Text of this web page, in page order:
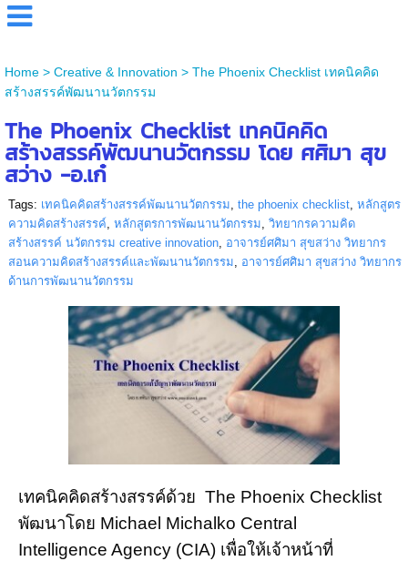
Home> Creative & Innovation > The Phoenix Checklist เทคนิคคิด
สร้างสรรค์พัฒนานวัตกรรม
The Phoenix Checklist เทคนิคคิด
สร้างสรรค์พัฒนานวัตกรรม โดย ศศิมา สุข
สว่าง -อ.เก๋
Tags: เทคนิคคิดสร้างสรรค์พัฒนานวัตกรรม, the phoenix checklist, หลักสูตร
ความคิดสร้างสรรค์, หลักสูตรการพัฒนานวัตกรรม, วิทยากรความคิด
สร้างสรรค์ นวัตกรรม creative innovation, อาจารย์ศศิมา สุขสว่าง วิทยากร
สอนความคิดสร้างสรรค์และพัฒนานวัตกรรม, อาจารย์ศศิมา สุขสว่าง วิทยากร
ด้านการพัฒนานวัตกรรม
เทคนิคคิดสร้างสรรค์ด้วย The Phoenix Checklist
พัฒนาโดย Michael Michalko Central
Intelligence Agency (CIA) เพื่อให้เจ้าหน้าที่